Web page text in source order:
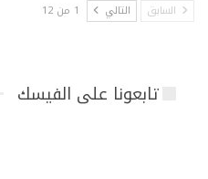
السابق التالي 1 من 12
تابعونا على الفيسك